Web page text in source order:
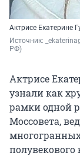
Актрисе Екатерине
Источник:
РФ)
Актрисе
узнали как
рамки одной
Моссовета,
полувекового